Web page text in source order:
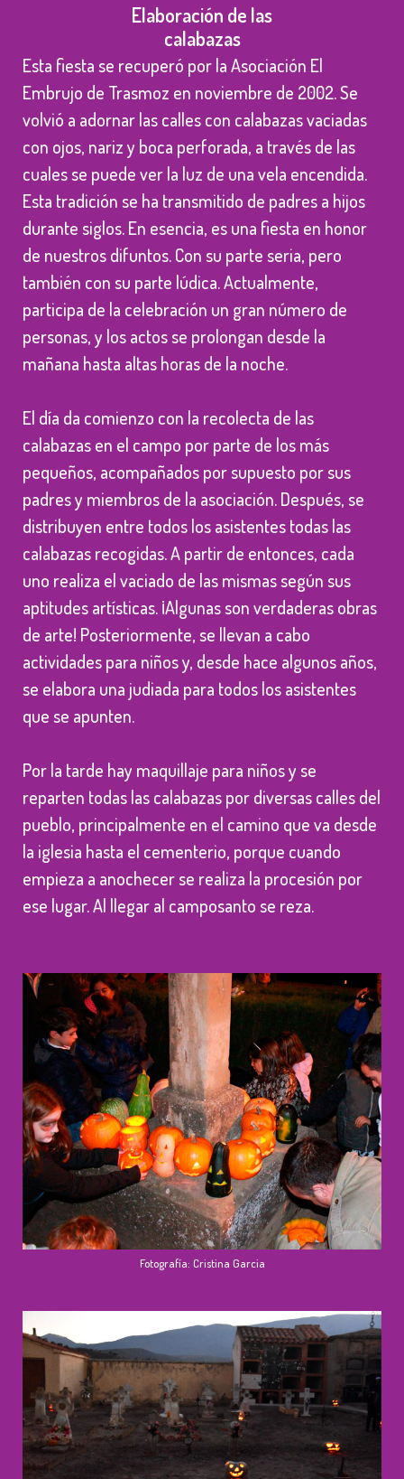
Elaboración de las
calabazas
Esta fiesta se recuperó por la Asociación El
Embrujo de Trasmoz en noviembre de 2002. Se
volvió a adornar las calles con calabazas vaciadas
con ojos, nariz y boca perforada, a través de las
cuales se puede ver la luz de una vela encendida.
Esta tradición se ha transmitido de padres a hijos
durante siglos. En esencia, es una fiesta en honor
de nuestros difuntos. Con su parte seria, pero
también con su parte lúdica. Actualmente,
participa de la celebración un gran número de
personas, y los actos se prolongan desde la
mañana hasta altas horas de la noche.
El día da comienzo con la recolecta de las
calabazas en el campo por parte de los más
pequeños, acompañados por supuesto por sus
padres y miembros de la asociación. Después, se
distribuyen entre todos los asistentes todas las
calabazas recogidas. A partir de entonces, cada
uno realiza el vaciado de las mismas según sus
aptitudes artísticas. ¡Algunas son verdaderas obras
de arte! Posteriormente, se llevan a cabo
actividades para niños y, desde hace algunos años,
se elabora una judiada para todos los asistentes
que se apunten.
Por la tarde hay maquillaje para niños y se
reparten todas las calabazas por diversas calles del
pueblo, principalmente en el camino que va desde
la iglesia hasta el cementerio, porque cuando
empieza a anochecer se realiza la procesión por
ese lugar. Al llegar al camposanto se reza.
Fotografía: Cristina Garcia